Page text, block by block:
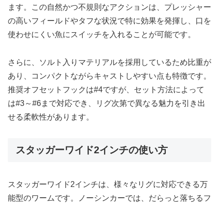
ます。この自然かつ不規則なアクションは、プレッシャー
の高いフィールドやタフな状況で特に効果を発揮し、口を
使わせにくい魚にスイッチを入れることが可能です。
さらに、ソルト入りマテリアルを採用しているため比重が
あり、コンパクトながらキャストしやすい点も特徴です。
推奨オフセットフックは#4ですが、セット方法によって
は#3～#6まで対応でき、リグ次第で異なる魅力を引き出
せる柔軟性があります。
スタッガーワイド2インチの使い方
スタッガーワイド2インチは、様々なリグに対応できる万
能型のワームです。ノーシンカーでは、だらっと落ちるフ